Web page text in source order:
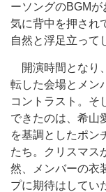
ーソングのBGM
気に背中を押され
自然と浮足立って
開演時間となり
転した会場とメン
コントラスト。そ
できたのは、希山
を基調としたポン
たち。クリスマス
然、メンバーの衣
プに期待はしてい